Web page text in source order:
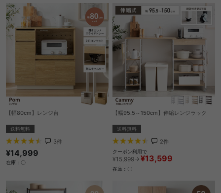
【幅80cm】レンジ台
送料無料
3件
¥14,999
在庫：〇
【幅95.5～150cm】伸縮レンジラック
送料無料
2件
クーポン利用で
¥15,999→ ¥13,599
在庫：〇